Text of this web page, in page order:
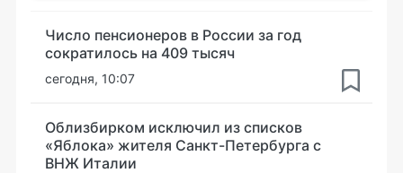
Число пенсионеров в России за год
сократилось на 409 тысяч
сегодня, 10:07
Облизбирком исключил из списков
«Яблока» жителя Санкт-Петербурга с
ВНЖ Италии